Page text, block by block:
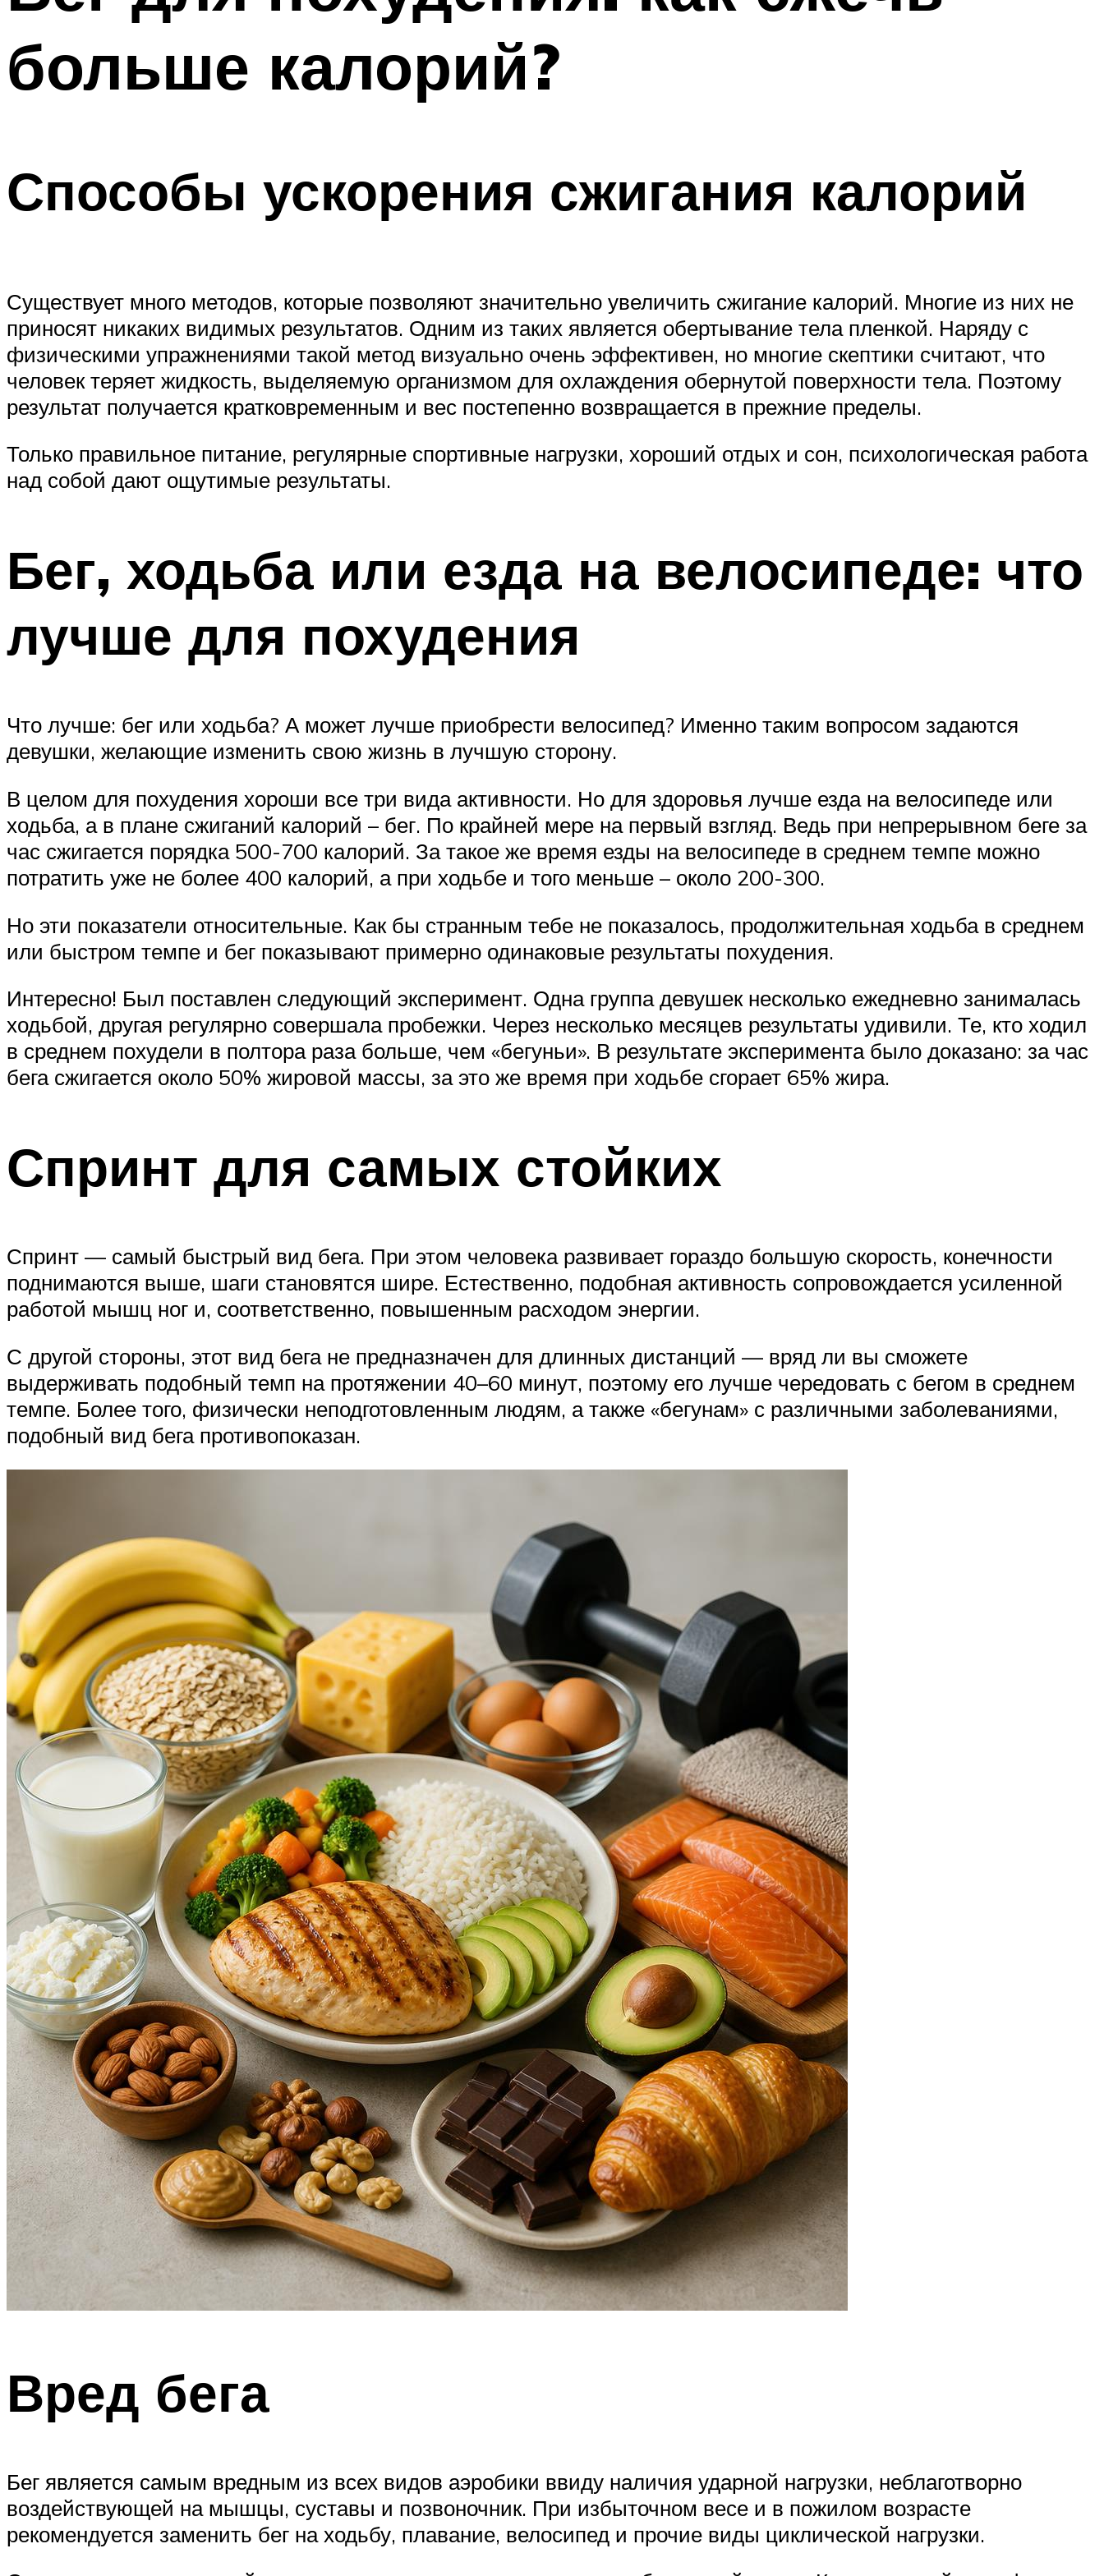
ПОХУДЕНИЕ
МЕНЮ
больше калорий?
Способы ускорения сжигания калорий
Существует много методов, которые позволяют значительно увеличить сжигание калорий. Многие из них не
приносят никаких видимых результатов. Одним из таких является обертывание тела пленкой. Наряду с
физическими упражнениями такой метод визуально очень эффективен, но многие скептики считают, что
человек теряет жидкость, выделяемую организмом для охлаждения обернутой поверхности тела. Поэтому
результат получается кратковременным и вес постепенно возвращается в прежние пределы.
Только правильное питание, регулярные спортивные нагрузки, хороший отдых и сон, психологическая работа
над собой дают ощутимые результаты.
Бег, ходьба или езда на велосипеде: что
лучше для похудения
Что лучше: бег или ходьба? А может лучше приобрести велосипед? Именно таким вопросом задаются
девушки, желающие изменить свою жизнь в лучшую сторону.
В целом для похудения хороши все три вида активности. Но для здоровья лучше езда на велосипеде или
ходьба, а в плане сжиганий калорий – бег. По крайней мере на первый взгляд. Ведь при непрерывном беге за
час сжигается порядка 500-700 калорий. За такое же время езды на велосипеде в среднем темпе можно
потратить уже не более 400 калорий, а при ходьбе и того меньше – около 200-300.
Но эти показатели относительные. Как бы странным тебе не показалось, продолжительная ходьба в среднем
или быстром темпе и бег показывают примерно одинаковые результаты похудения.
Интересно! Был поставлен следующий эксперимент. Одна группа девушек несколько ежедневно занималась
ходьбой, другая регулярно совершала пробежки. Через несколько месяцев результаты удивили. Те, кто ходил
в среднем похудели в полтора раза больше, чем «бегуньи». В результате эксперимента было доказано: за час
бега сжигается около 50% жировой массы, за это же время при ходьбе сгорает 65% жира.
Спринт для самых стойких
Спринт — самый быстрый вид бега. При этом человека развивает гораздо большую скорость, конечности
поднимаются выше, шаги становятся шире. Естественно, подобная активность сопровождается усиленной
работой мышц ног и, соответственно, повышенным расходом энергии.
С другой стороны, этот вид бега не предназначен для длинных дистанций — вряд ли вы сможете
выдерживать подобный темп на протяжении 40–60 минут, поэтому его лучше чередовать с бегом в среднем
темпе. Более того, физически неподготовленным людям, а также «бегунам» с различными заболеваниями,
подобный вид бега противопоказан.
Вред бега
Бег является самым вредным из всех видов аэробики ввиду наличия ударной нагрузки, неблаготворно
воздействующей на мышцы, суставы и позвоночник. При избыточном весе и в пожилом возрасте
рекомендуется заменить бег на ходьбу, плавание, велосипед и прочие виды циклической нагрузки.